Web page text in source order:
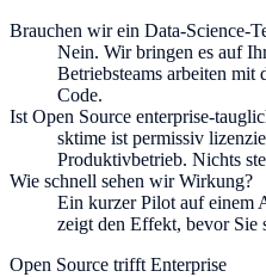
Brauchen wir ein Data-Science-
Nein. Wir bringen es auf
Betriebsteams arbeiten mit
Code.
Ist Open Source enterprise-
sktime ist permissiv
Produktivbetrieb. Nichts
Wie schnell sehen wir Wirkung?
Ein kurzer Pilot auf einem
zeigt den Effekt, bevor Sie
Open Source trifft Enterprise